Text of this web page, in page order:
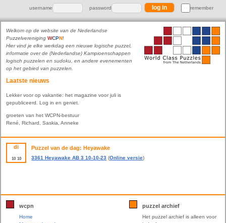
username password remember
Welkom op de website van de Nederlandse
Puzzelvereniging WCPN!
Hier vind je elke werkdag een nieuwe logische puzzel,
informatie over de (Nederlandse) Kampioenschappen
logisch puzzelen en sudoku, en andere evenementen
op het gebied van puzzelen.
Laatste nieuws
Lekker voor op vakantie: het magazine voor juli is
gepubliceerd. Log in en geniet.
groeten van het WCPN-bestuur
René, Richard, Saskia, Anneke
di
10 10
Puzzel van de dag: Heyawake
3361 Heyawake AB 3 10-10-23 (Online versie)
wcpn
Home
puzzel archief
Het puzzel archief is alleen voor